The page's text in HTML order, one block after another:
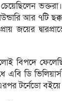
চেয়েছিলেন
আর ৭টি
জয়ের
বিপদে
এবি ডি
টর্নেডো